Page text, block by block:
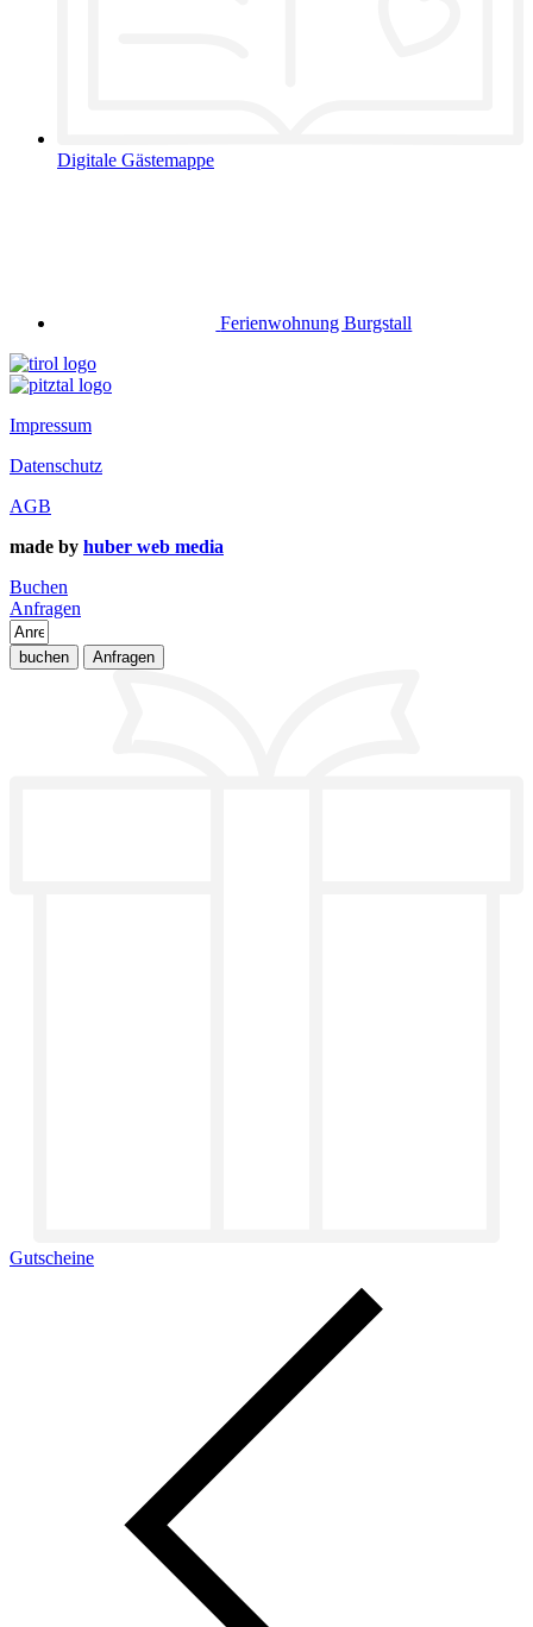
Digitale Gästemappe
Ferienwohnung Burgstall
Impressum
Datenschutz
AGB
made by huber web media
Buchen
Anfragen
buchen Anfragen
Gutscheine